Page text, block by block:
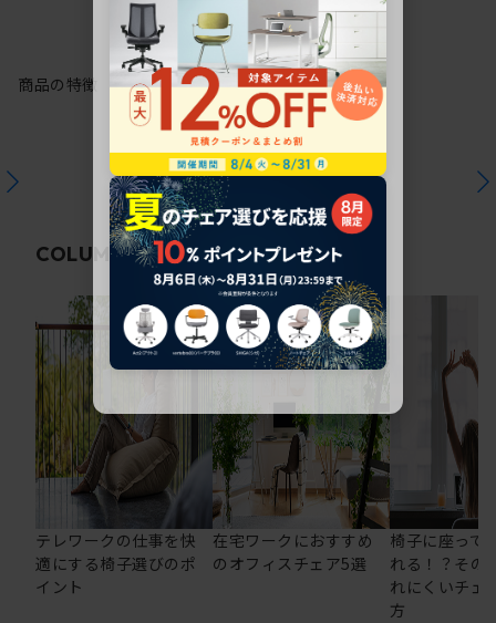
商品の特徴
COLUMN関連コラム
テレワークの仕事を快
適にする椅子選びのポ
イント
在宅ワークにおすすめ
のオフィスチェア5選
椅子に座って
れる！？その
れにくいチェ
方